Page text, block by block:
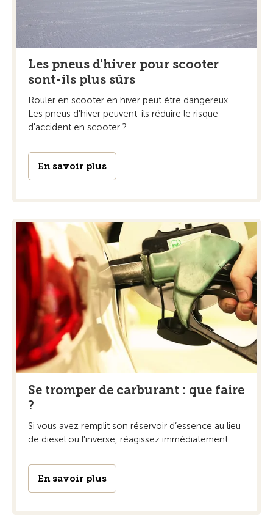
Les pneus d'hiver pour scooter
sont-ils plus sûrs
Rouler en scooter en hiver peut être dangereux.
Les pneus d'hiver peuvent-ils réduire le risque
d'accident en scooter ?
En savoir plus
Se tromper de carburant : que faire
?
Si vous avez remplit son réservoir d’essence au lieu
de diesel ou l'inverse, réagissez immédiatement.
En savoir plus